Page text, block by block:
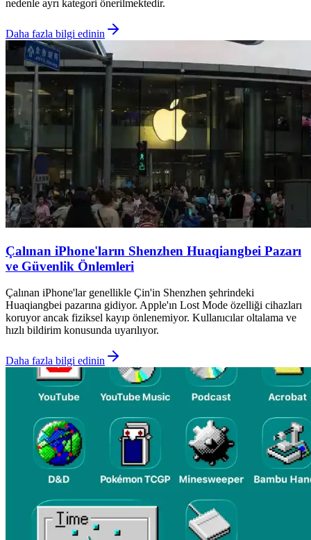
nedenle ayrı kategori önerilmektedir.
Daha fazla bilgi edinin
Çalınan iPhone'ların Shenzhen Huaqiangbei Pazarı
ve Güvenlik Önlemleri
Çalınan iPhone'lar genellikle Çin'in Shenzhen şehrindeki
Huaqiangbei pazarına gidiyor. Apple'ın Lost Mode özelliği cihazları
koruyor ancak fiziksel kayıp önlenemiyor. Kullanıcılar oltalama ve
hızlı bildirim konusunda uyarılıyor.
Daha fazla bilgi edinin